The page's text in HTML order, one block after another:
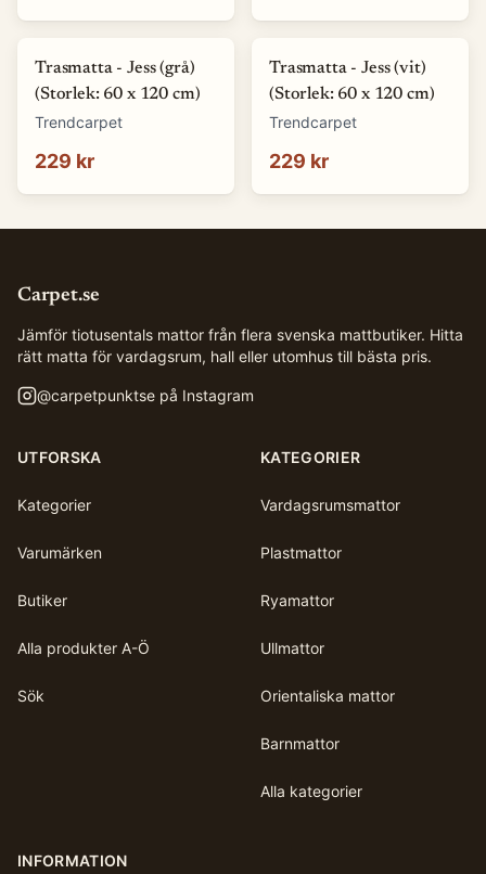
Trasmatta - Jess (grå)
(Storlek: 60 x 120 cm)
Trendcarpet
229 kr
Trasmatta - Jess (vit)
(Storlek: 60 x 120 cm)
Trendcarpet
229 kr
Carpet.se
Jämför tiotusentals mattor från flera svenska mattbutiker. Hitta
rätt matta för vardagsrum, hall eller utomhus till bästa pris.
@carpetpunktse på Instagram
UTFORSKA
Kategorier
Varumärken
Butiker
Alla produkter A-Ö
Sök
KATEGORIER
Vardagsrumsmattor
Plastmattor
Ryamattor
Ullmattor
Orientaliska mattor
Barnmattor
Alla kategorier
INFORMATION